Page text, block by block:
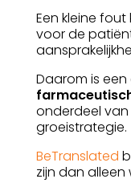
Een kleine
voor de
Daarom is
onderdeel
groeistrategie.
BeTranslated
zijn dan